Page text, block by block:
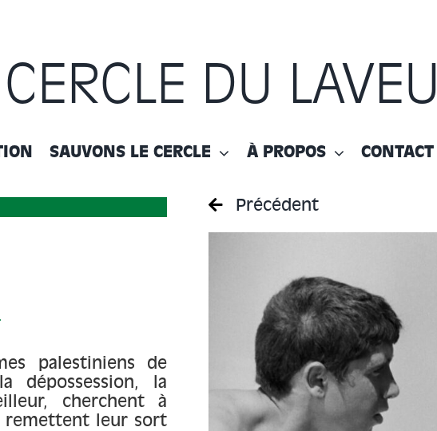
DU LAVEU
SAUVONS LE CERCLE À PROPOS CONTACT
palestiniens de
dépossession, la
cherchent à
remettent leur sort
Précédent